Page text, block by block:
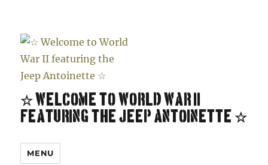
☆ Welcome to World War II
featuring the Jeep Antoinette ☆
MENU